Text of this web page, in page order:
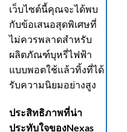
เว็บไซต์นี้คุณจะได้พบ
กับข้อเสนอสุดพิเศษที่
ไม่ควรพลาดสำหรับ
ผลิตภัณฑ์บุหรี่ไฟฟ้า
แบบพอตใช้แล้วทิ้งที่ได้
รับความนิยมอย่างสูง
ประสิทธิภาพที่น่า
ประทับใจของNexas